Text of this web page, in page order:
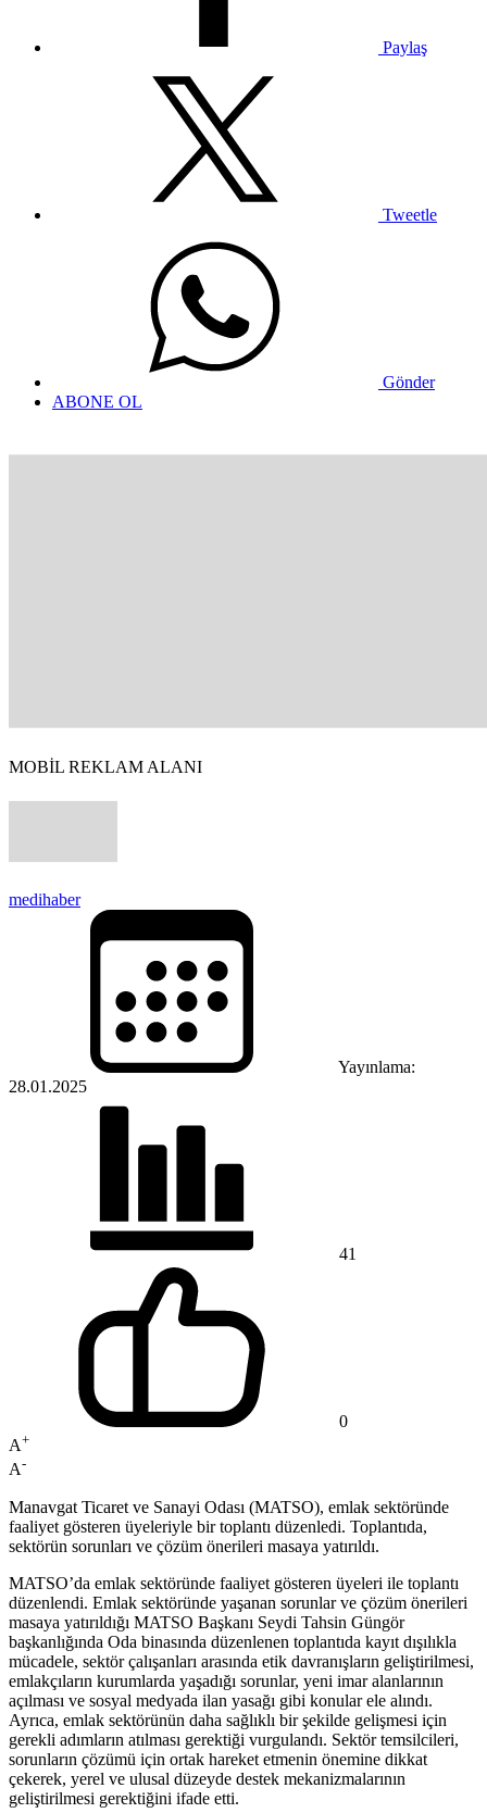
Paylaş
Tweetle
Gönder
ABONE OL
MOBİL REKLAM ALANI
medihaber
Yayınlama:
28.01.2025
41
0
A+
A-
Manavgat Ticaret ve Sanayi Odası (MATSO), emlak sektöründe
faaliyet gösteren üyeleriyle bir toplantı düzenledi. Toplantıda,
sektörün sorunları ve çözüm önerileri masaya yatırıldı.
MATSO’da emlak sektöründe faaliyet gösteren üyeleri ile toplantı
düzenlendi. Emlak sektöründe yaşanan sorunlar ve çözüm önerileri
masaya yatırıldığı MATSO Başkanı Seydi Tahsin Güngör
başkanlığında Oda binasında düzenlenen toplantıda kayıt dışılıkla
mücadele, sektör çalışanları arasında etik davranışların geliştirilmesi,
emlakçıların kurumlarda yaşadığı sorunlar, yeni imar alanlarının
açılması ve sosyal medyada ilan yasağı gibi konular ele alındı.
Ayrıca, emlak sektörünün daha sağlıklı bir şekilde gelişmesi için
gerekli adımların atılması gerektiği vurgulandı. Sektör temsilcileri,
sorunların çözümü için ortak hareket etmenin önemine dikkat
çekerek, yerel ve ulusal düzeyde destek mekanizmalarının
geliştirilmesi gerektiğini ifade etti.